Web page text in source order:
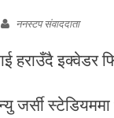
ननस्टप संवाददाता
हराउँदै
जर्सी